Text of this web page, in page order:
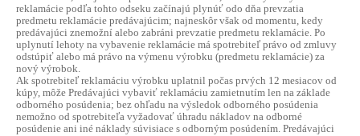
reklamácie podľa tohto odseku začínajú plynúť odo dňa prevzatia
predmetu reklamácie predávajúcim; najneskôr však od momentu, kedy
predávajúci znemožní alebo zabráni prevzatie predmetu reklamácie. Po
uplynutí lehoty na vybavenie reklamácie má spotrebiteľ právo od zmluvy
odstúpiť alebo má právo na výmenu výrobku (predmetu reklamácie) za
nový výrobok.
Ak spotrebiteľ reklamáciu výrobku uplatnil počas prvých 12 mesiacov od
kúpy, môže Predávajúci vybaviť reklamáciu zamietnutím len na základe
odborného posúdenia; bez ohľadu na výsledok odborného posúdenia
nemožno od spotrebiteľa vyžadovať úhradu nákladov na odborné
posúdenie ani iné náklady súvisiace s odborným posúdením. Predávajúci